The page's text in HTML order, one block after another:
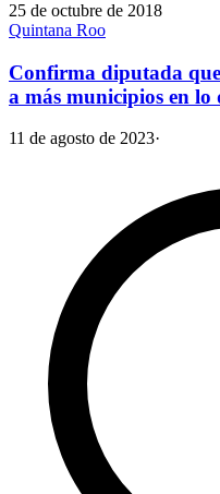
25 de octubre de 2018
Quintana Roo
Confirma diputada
a más municipios en lo
11 de agosto de 2023·